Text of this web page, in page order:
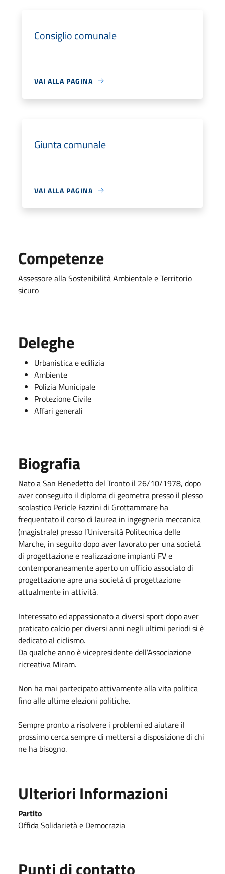
Consiglio comunale
VAI ALLA PAGINA
Giunta comunale
VAI ALLA PAGINA
Competenze
Assessore alla Sostenibilità Ambientale e Territorio
sicuro
Deleghe
Urbanistica e edilizia
Ambiente
Polizia Municipale
Protezione Civile
Affari generali
Biografia
Nato a San Benedetto del Tronto il 26/10/1978, dopo
aver conseguito il diploma di geometra presso il plesso
scolastico Pericle Fazzini di Grottammare ha
frequentato il corso di laurea in ingegneria meccanica
(magistrale) presso l’Università Politecnica delle
Marche, in seguito dopo aver lavorato per una società
di progettazione e realizzazione impianti FV e
contemporaneamente aperto un ufficio associato di
progettazione apre una società di progettazione
attualmente in attività.
Interessato ed appassionato a diversi sport dopo aver
praticato calcio per diversi anni negli ultimi periodi si è
dedicato al ciclismo.
Da qualche anno è vicepresidente dell’Associazione
ricreativa Miram.
Non ha mai partecipato attivamente alla vita politica
fino alle ultime elezioni politiche.
Sempre pronto a risolvere i problemi ed aiutare il
prossimo cerca sempre di mettersi a disposizione di chi
ne ha bisogno.
Ulteriori Informazioni
Partito
Offida Solidarietà e Democrazia